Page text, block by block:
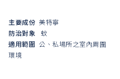
主要成份 美特寧
防治對象 蚊
適用範圍 公、私場所之室內周圍
環境